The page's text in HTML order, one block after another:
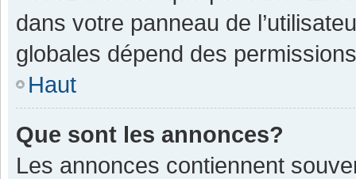
dans votre panneau de
globales dépend des
Haut
Que sont les annonces?
Les annonces contiennent